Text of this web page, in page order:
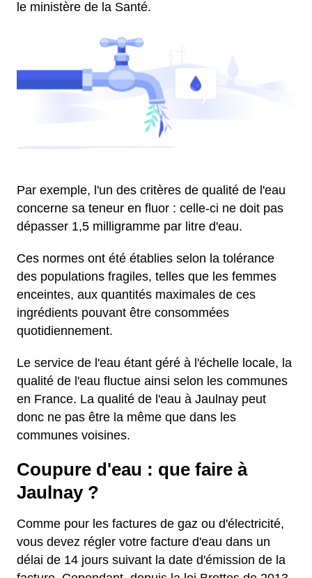
le ministère de la Santé.
Par exemple, l'un des critères de qualité de l'eau
concerne sa teneur en fluor : celle-ci ne doit pas
dépasser 1,5 milligramme par litre d'eau.
Ces normes ont été établies selon la tolérance
des populations fragiles, telles que les femmes
enceintes, aux quantités maximales de ces
ingrédients pouvant être consommées
quotidiennement.
Le service de l'eau étant géré à l'échelle locale, la
qualité de l'eau fluctue ainsi selon les communes
en France. La qualité de l'eau à Jaulnay peut
donc ne pas être la même que dans les
communes voisines.
Coupure d'eau : que faire à
Jaulnay ?
Comme pour les factures de gaz ou d'électricité,
vous devez régler votre facture d'eau dans un
délai de 14 jours suivant la date d'émission de la